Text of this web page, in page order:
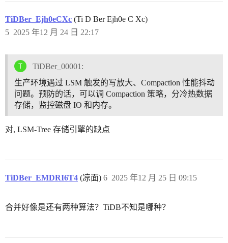
TiDBer_Ejh0eCXc (Ti D Ber Ejh0e C Xc)
2025 年12 月 24 日 22:17
5
TiDBer_00001:
生产环境遇过 LSM 触发的写放大、Compaction 性能抖动
问题。预防的话，可以调 Compaction 策略，分冷热数据
存储，监控磁盘 IO 和内存。
对, LSM-Tree 存储引擎的缺点
TiDBer_EMDRI6T4 (凉面) 2025 年12 月 25 日 09:15
6
合并好像是还有两种算法？TiDB不知是哪种？